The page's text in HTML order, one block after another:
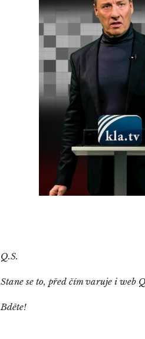
Q.S.
Stane se to, před čím varuje i web
Bděte!